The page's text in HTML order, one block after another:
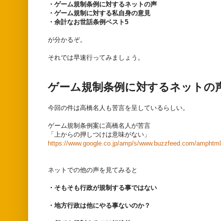
・ゲーム規制条例に対するネットの声
・ゲーム規制に対する私自身の意見
・余計なお世話条例ベスト5
が分かるぞ。
それでは早速行ってみましょう。
ゲーム規制条例に対するネットの
今回の件は高橋名人も苦言を呈しているらしい。
ゲーム規制条例案に高橋名人が苦言
「上からの押しつけは意味がない」
https://www.google.co.jp/amp/s/www.buzzfeed.com/
ネットでの他の声を見てみると
・そもそも行政が規制する事ではない
・地方行政は他にやる事ないのか？